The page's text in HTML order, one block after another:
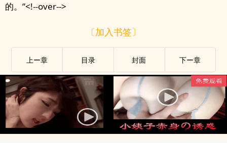
的。”<!--over-->
〔加入书签〕
上ー章 目录 封面 下ー章